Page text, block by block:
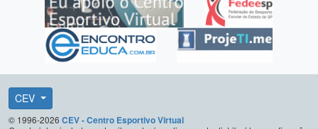
CEV
© 1996-2026 CEV - Centro Esportivo Virtual